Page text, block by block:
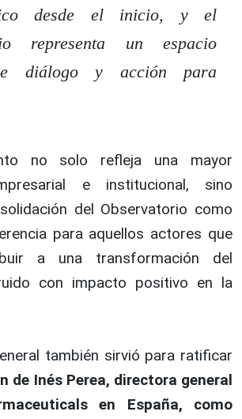
desde el inicio, y el
representa un espacio
diálogo y acción para
no solo refleja una mayor
e institucional, sino
del Observatorio como
para aquellos actores que
a una transformación del
con impacto positivo en la
también sirvió para ratificar
de Inés Perea, directora general
en España, como